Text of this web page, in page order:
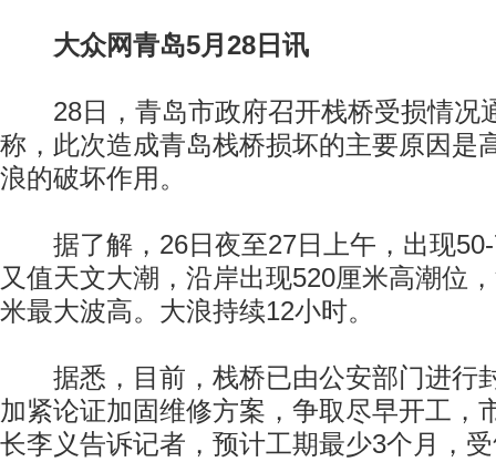
大众网青岛5月28日讯
28日，青岛市政府召开栈桥受损情况
称，此次造成青岛栈桥损坏的主要原因是
浪的破坏作用。
据了解，26日夜至27日上午，出现50-
又值天文大潮，沿岸出现520厘米高潮位
米最大波高。大浪持续12小时。
据悉，目前，栈桥已由公安部门进行
加紧论证加固维修方案，争取尽早开工，
长李义告诉记者，预计工期最少3个月，